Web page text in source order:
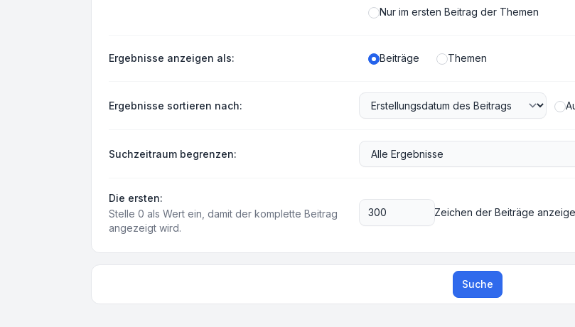
Nur im ersten Beitrag der Themen
Ergebnisse anzeigen als: Beiträge Themen
Ergebnisse sortieren nach:
Suchzeitraum begrenzen:
Die ersten:
Stelle 0 als Wert ein, damit der komplette Beitrag
angezeigt wird.
Zeichen der Beiträge
Suche